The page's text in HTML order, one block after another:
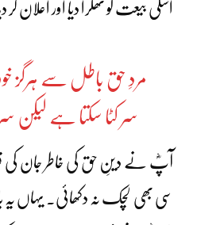
اسکی بیعت کو ٹھکرا دیا اور اعلان کر
مردِ حق باطل سے ہرگز
سر کٹا سکتا ہے لیکن
آپؓ نے دینِ حق کی خاطر جان کی
سی بھی لچک نہ دکھائی۔ یہاں یہ